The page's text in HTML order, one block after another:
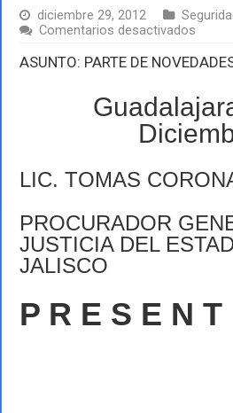
diciembre 29, 2012
Comentarios desactivados
de
12-
2012
ASUNTO: PARTE DE
LIC. TOMAS
PROCURADOR
JUSTICIA DEL
JALISCO
P R E S E N